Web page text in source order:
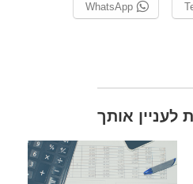
WhatsApp
לעניין אותך